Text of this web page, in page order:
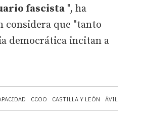
CCOO CASTILLA Y LEÓN ÁVILA
fascista ", ha
considera que "tanto
democrática incitan a